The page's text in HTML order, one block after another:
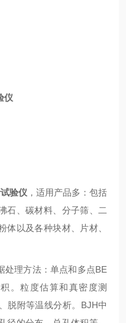
仪
验仪 ，适用产品多：包括
石、碳材料、分子筛、二
体以及各种块材、片材、
处理方法：单点和多点BE
。粒度估算和真密度测
脱附等温线分析。BJH中